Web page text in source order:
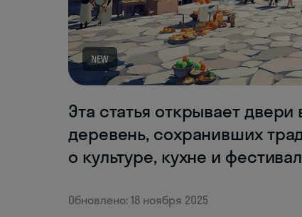
NEW
Эта статья открывает
деревень, сохранивших
о культуре, кухне и
Обновлено: 18 ноября 2025